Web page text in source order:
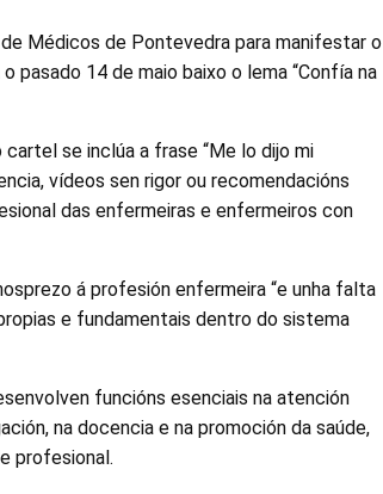
Médicos de Pontevedra para manifestar o
pasado 14 de maio baixo o lema “Confía na
se inclúa a frase “Me lo dijo mi
vídeos sen rigor ou recomendacións
das enfermeiras e enfermeiros con
á profesión enfermeira “e unha falta
e fundamentais dentro do sistema
funcións esenciais na atención
na docencia e na promoción da saúde,
profesional.